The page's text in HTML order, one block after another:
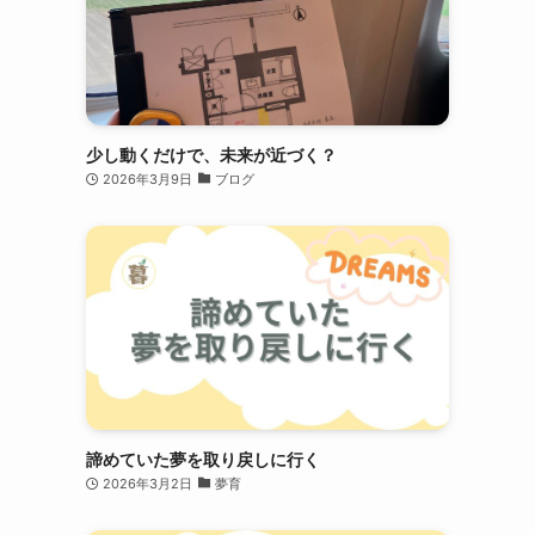
少し動くだけで、未来が近づく？
2026年3月9日 ブログ
諦めていた夢を取り戻しに行く
2026年3月2日 夢育